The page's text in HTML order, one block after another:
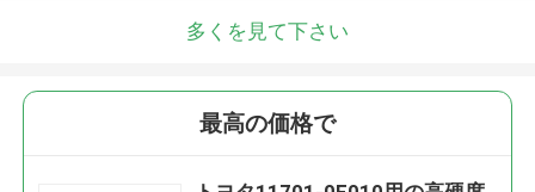
多くを見て下さい
最高の価格で